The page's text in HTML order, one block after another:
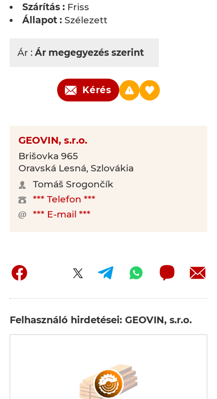
Szárítás : Friss
Állapot : Szélezett
Ár : Ár megegyezés szerint
Kérés
GEOVIN, s.r.o.
Brišovka 965
Oravská Lesná, Szlovákia
Tomáš Srogončík
*** Telefon ***
*** E-mail ***
Felhasználó hirdetései: GEOVIN, s.r.o.